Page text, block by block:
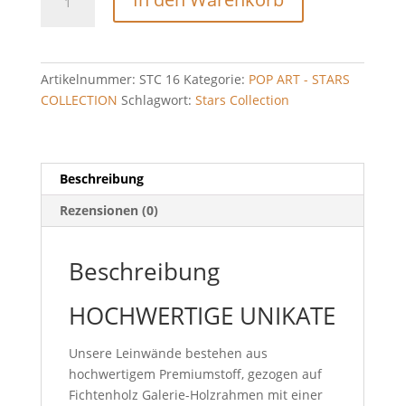
Coke"
Artikelnummer: STC 16 Kategorie: POP ART - STARS
COLLECTION Schlagwort: Stars Collection
Beschreibung
Rezensionen (0)
Beschreibung
HOCHWERTIGE UNIKATE
Unsere Leinwände bestehen aus
hochwertigem Premiumstoff, gezogen auf
Fichtenholz Galerie-Holzrahmen mit einer